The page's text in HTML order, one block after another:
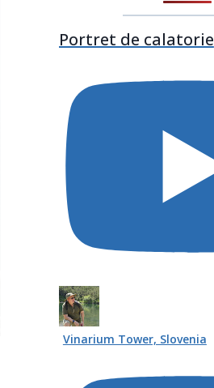
Portret de calatorie
Vinarium Tower, Slovenia